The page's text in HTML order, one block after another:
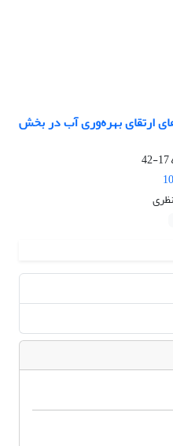
ارتقای بهره‌وری آب در بخش
17-42